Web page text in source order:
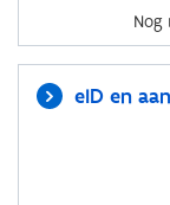
Nog
eID en